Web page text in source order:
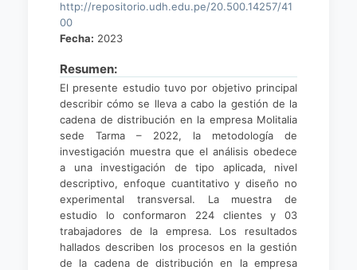
http://repositorio.udh.edu.pe/20.500.14257/41
00
Fecha: 2023
Resumen:
El presente estudio tuvo por objetivo principal
describir cómo se lleva a cabo la gestión de la
cadena de distribución en la empresa Molitalia
sede Tarma – 2022, la metodología de
investigación muestra que el análisis obedece
a una investigación de tipo aplicada, nivel
descriptivo, enfoque cuantitativo y diseño no
experimental transversal. La muestra de
estudio lo conformaron 224 clientes y 03
trabajadores de la empresa. Los resultados
hallados describen los procesos en la gestión
de la cadena de distribución en la empresa